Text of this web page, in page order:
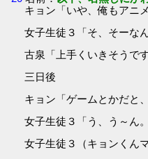
キョン「いや、俺もアニ
女子生徒３「そ、そーな
古泉「上手くいきそうで
三日後
キョン「ゲームとかだと
女子生徒３「う、う～ん
女子生徒３（キョンくん